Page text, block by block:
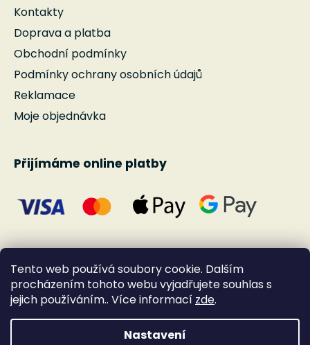
Tento web používá soubory cookie. Dalším
procházením tohoto webu vyjadřujete souhlas s
jejich používáním.. Více informací zde.
Nastavení
Kontakty
Doprava a platba
Obchodní podmínky
Podmínky ochrany osobních údajů
Reklamace
Moje objednávka
Přijímáme online platby